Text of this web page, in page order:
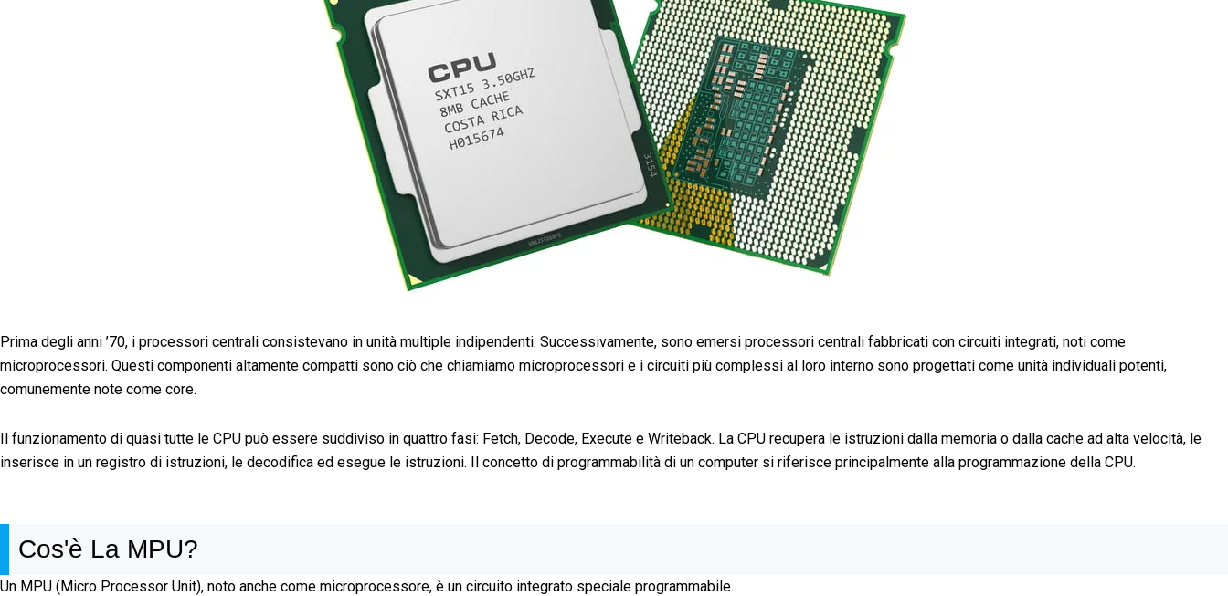
Prima degli anni ’70, i processori centrali consistevano in unità multiple indipendenti. Successivamente, sono emersi processori centrali fabbricati con circuiti integrati, noti come
microprocessori. Questi componenti altamente compatti sono ciò che chiamiamo microprocessori e i circuiti più complessi al loro interno sono progettati come unità individuali potenti,
comunemente note come core.
Il funzionamento di quasi tutte le CPU può essere suddiviso in quattro fasi: Fetch, Decode, Execute e Writeback. La CPU recupera le istruzioni dalla memoria o dalla cache ad alta velocità, le
inserisce in un registro di istruzioni, le decodifica ed esegue le istruzioni. Il concetto di programmabilità di un computer si riferisce principalmente alla programmazione della CPU.
Cos'è La MPU?
Un MPU (Micro Processor Unit), noto anche come microprocessore, è un circuito integrato speciale programmabile.